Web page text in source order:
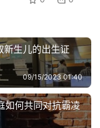
生儿的出生证
09/15/2023 01:40
如何共同对抗霸凌